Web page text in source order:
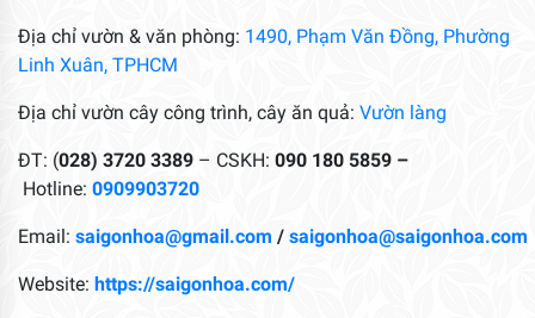
Địa chỉ vườn & văn phòng: 1490, Phạm Văn Đồng, Phường
Linh Xuân, TPHCM
Địa chỉ vườn cây công trình, cây ăn quả: Vườn làng
ĐT: (028) 3720 3389 – CSKH: 090 180 5859 –
Hotline: 0909903720
Email: saigonhoa@gmail.com / saigonhoa@saigonhoa.com
Website: https://saigonhoa.com/